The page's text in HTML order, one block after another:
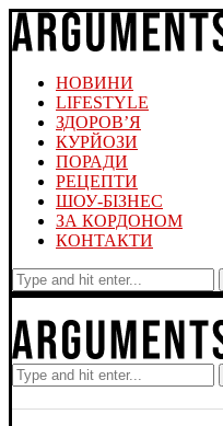
НОВИНИ
LIFESTYLE
ЗДОРОВ’Я
КУРЙОЗИ
ПОРАДИ
РЕЦЕПТИ
ШОУ-БІЗНЕС
ЗА КОРДОНОМ
КОНТАКТИ